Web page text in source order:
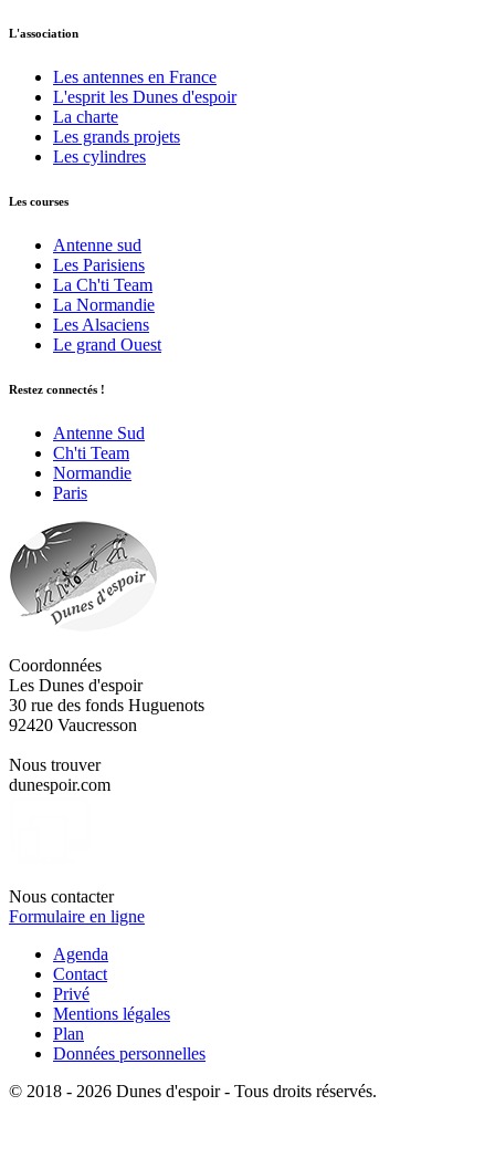
L'association
Les antennes en France
L'esprit les Dunes d'espoir
La charte
Les grands projets
Les cylindres
Les courses
Antenne sud
Les Parisiens
La Ch'ti Team
La Normandie
Les Alsaciens
Le grand Ouest
Restez connectés !
Antenne Sud
Ch'ti Team
Normandie
Paris
Coordonnées
Les Dunes d'espoir
30 rue des fonds Huguenots
92420 Vaucresson
Nous trouver
dunespoir.com
Nous contacter
Formulaire en ligne
Agenda
Contact
Privé
Mentions légales
Plan
Données personnelles
© 2018 - 2026 Dunes d'espoir - Tous droits réservés.